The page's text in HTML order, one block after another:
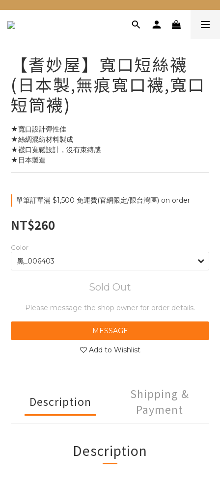
【耆妙屋】寬口短絲襪
(日本製,無痕寬口襪,寬口
短筒襪)
★寬口設計彈性佳
★絲綢混紡材料製成
★襪口寬鬆設計，沒有束縛感
★日本製造
單筆訂單滿 $1,500 免運費(官網限定/限台灣區) on order
NT$260
Color
Sold Out
Please message the shop owner for order details.
MESSAGE
Add to Wishlist
Description
Shipping &
Payment
Description